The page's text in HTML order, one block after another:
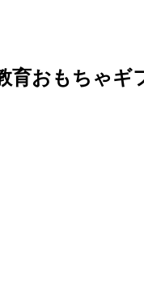
育おもちゃギ